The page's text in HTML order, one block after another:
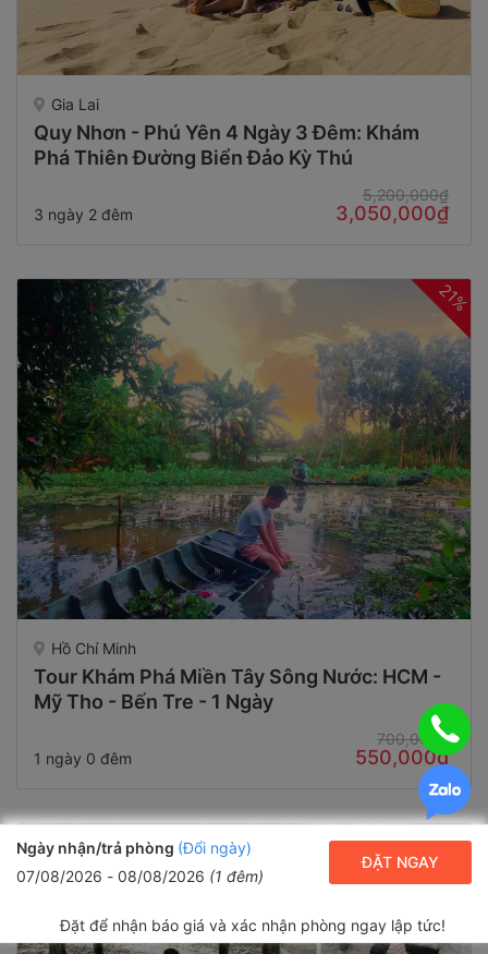
Ngày nhận/trả phòng (Đổi ngày)
07/08/2026 - 08/08/2026 (1 đêm)
ĐẶT NGAY
Đặt để nhận báo giá và xác nhận phòng ngay lập tức!
Gia Lai
Quy Nhơn - Phú Yên 4 Ngày 3 Đêm: Khám
Phá Thiên Đường Biển Đảo Kỳ Thú
3 ngày 2 đêm
5,200,000₫
3,050,000₫
21%
Hồ Chí Minh
Tour Khám Phá Miền Tây Sông Nước: HCM -
Mỹ Tho - Bến Tre - 1 Ngày
1 ngày 0 đêm
700,000₫
550,000₫
20%